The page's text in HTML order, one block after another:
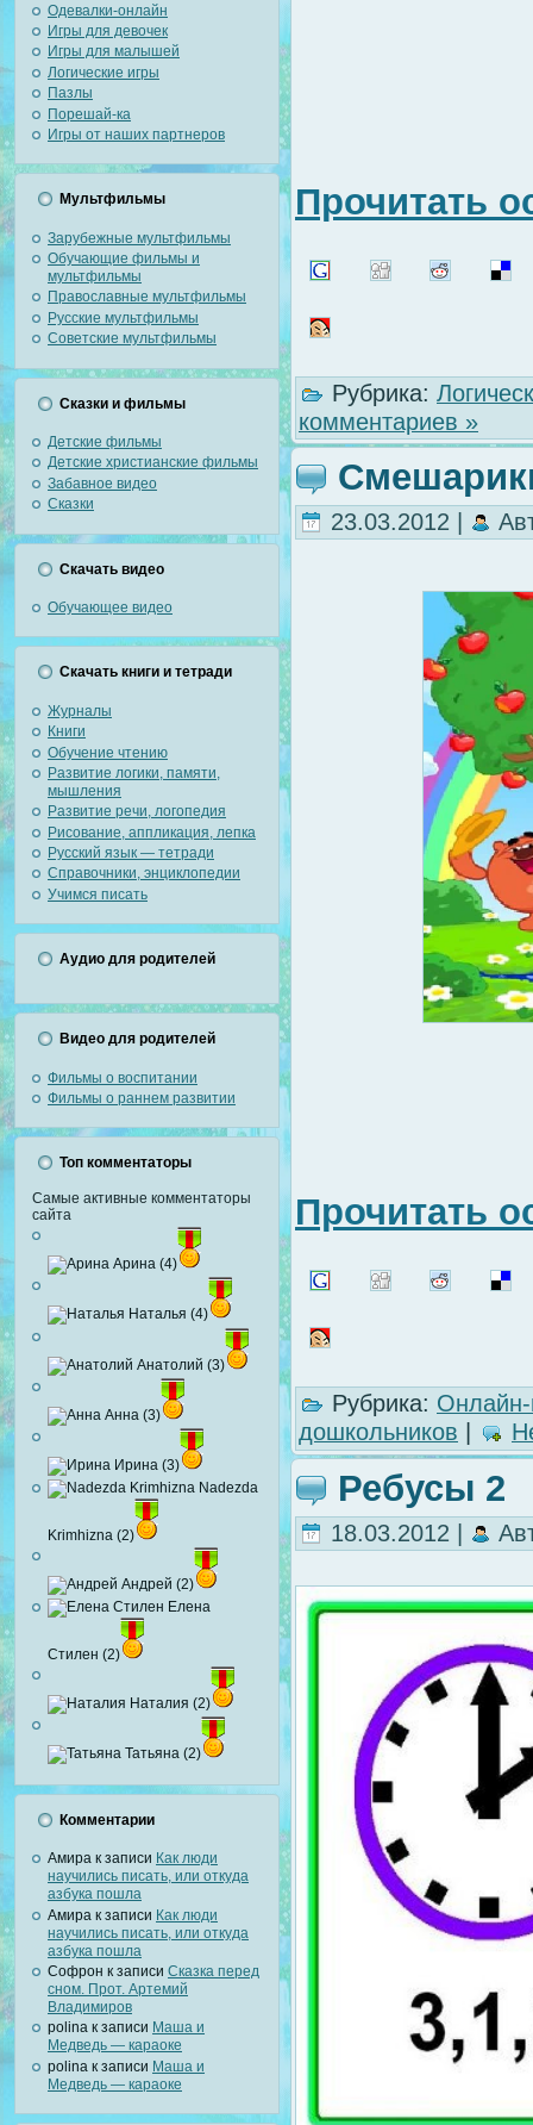
Одевалки-онлайн
Игры для девочек
Игры для малышей
Логические игры
Пазлы
Порешай-ка
Игры от наших партнеров
Мультфильмы
Зарубежные мультфильмы
Обучающие фильмы и
мультфильмы
Православные мультфильмы
Русские мультфильмы
Советские мультфильмы
Сказки и фильмы
Детские фильмы
Детские христианские фильмы
Забавное видео
Сказки
Скачать видео
Обучающее видео
Скачать книги и тетради
Журналы
Книги
Обучение чтению
Развитие логики, памяти,
мышления
Развитие речи, логопедия
Рисование, аппликация, лепка
Русский язык — тетради
Справочники, энциклопедии
Учимся писать
Аудио для родителей
Видео для родителей
Фильмы о воспитании
Фильмы о раннем развитии
Топ комментаторы
Самые активные комментаторы
сайта
Арина (4)
Наталья (4)
Анатолий (3)
Анна (3)
Ирина (3)
Nadezda
Krimhizna (2)
Андрей (2)
Елена
Стилен (2)
Наталия (2)
Татьяна (2)
Комментарии
Амира к записи Как люди
научились писать, или откуда
азбука пошла
Амира к записи Как люди
научились писать, или откуда
азбука пошла
Софрон к записи Сказка перед
сном. Прот. Артемий
Владимиров
polina к записи Маша и
Медведь — караоке
polina к записи Маша и
Медведь — караоке
Прочитать
Рубрика:
комментариев »
23.03.2012 |
Прочитать
Рубрика: Онлайн-
дошкольников
Ребусы 2
18.03.2012 |